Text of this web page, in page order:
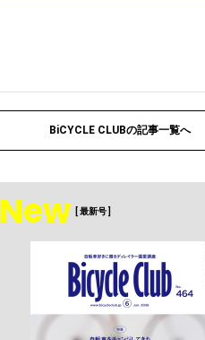
BiCYCLE CLUBの記事一覧へ
New [ 最新号 ]